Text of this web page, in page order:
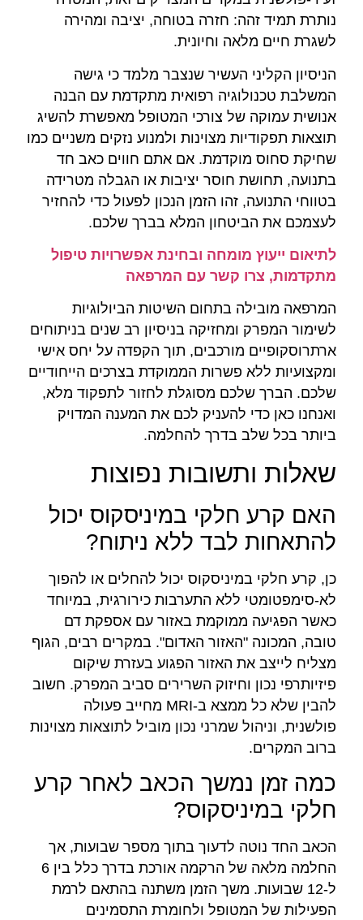
נותרת תמיד זהה: חזרה בטוחה, יציבה ומהירה
לשגרת חיים מלאה וחיונית.
הניסיון הקליני העשיר שנצבר מלמד כי גישה
המשלבת טכנולוגיה רפואית מתקדמת עם הבנה
אנושית עמוקה של צורכי המטופל מאפשרת להשיג
תוצאות תפקודיות מצוינות ולמנוע נזקים משניים כמו
שחיקת סחוס מוקדמת. אם אתם חווים כאב חד
בתנועה, תחושת חוסר יציבות או הגבלה מטרידה
בטווחי התנועה, זהו הזמן הנכון לפעול כדי להחזיר
לעצמכם את הביטחון המלא בברך שלכם.
לתיאום ייעוץ מומחה ובחינת אפשרויות טיפול
מתקדמות, צרו קשר עם המרפאה
המרפאה מובילה בתחום השיטות הביולוגיות
לשימור המפרק ומחזיקה בניסיון רב שנים בניתוחים
ארתרוסקופיים מורכבים, תוך הקפדה על יחס אישי
ומקצועיות ללא פשרות הממוקדת בצרכים הייחודיים
שלכם. הברך שלכם מסוגלת לחזור לתפקוד מלא,
ואנחנו כאן כדי להעניק לכם את המענה המדויק
ביותר בכל שלב בדרך להחלמה.
שאלות ותשובות נפוצות
האם קרע חלקי במיניסקוס יכול
להתאחות לבד ללא ניתוח?
כן, קרע חלקי במיניסקוס יכול להחלים או להפוך
לא-סימפטומטי ללא התערבות כירורגית, במיוחד
כאשר הפגיעה ממוקמת באזור עם אספקת דם
טובה, המכונה "האזור האדום". במקרים רבים, הגוף
מצליח לייצב את האזור הפגוע בעזרת שיקום
פיזיותרפי נכון וחיזוק השרירים סביב המפרק. חשוב
להבין שלא כל ממצא ב-MRI מחייב פעולה
פולשנית, וניהול שמרני נכון מוביל לתוצאות מצוינות
ברוב המקרים.
כמה זמן נמשך הכאב לאחר קרע
חלקי במיניסקוס?
הכאב החד נוטה לדעוך בתוך מספר שבועות, אך
החלמה מלאה של הרקמה אורכת בדרך כלל בין 6
ל-12 שבועות. משך הזמן משתנה בהתאם לרמת
הפעילות של המטופל ולחומרת התסמינים